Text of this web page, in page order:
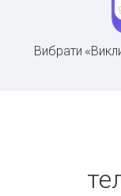
Вибрати